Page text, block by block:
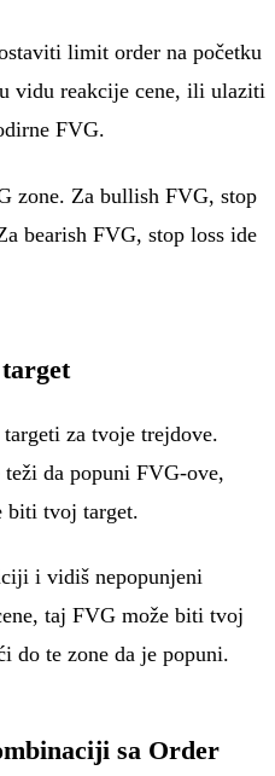
limit order na početku
vidu reakcije cene, ili ulaziti
FVG.
zone. Za bullish FVG, stop
bearish FVG, stop loss ide
za tvoje trejdove.
da popuni FVG-ove,
biti tvoj target.
i vidiš nepopunjeni
taj FVG može biti tvoj
do te zone da je popuni.
sa Order